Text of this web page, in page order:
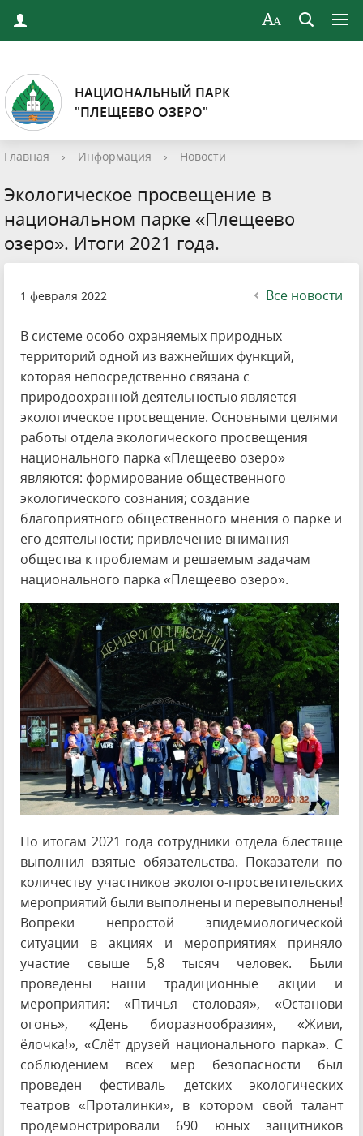
НАЦИОНАЛЬНЫЙ ПАРК
"ПЛЕЩЕЕВО ОЗЕРО"
Главная › Информация › Новости
Экологическое просвещение в
национальном парке «Плещеево
озеро». Итоги 2021 года.
1 февраля 2022 Все новости
В системе особо охраняемых природных
территорий одной из важнейших функций,
которая непосредственно связана с
природоохранной деятельностью является
экологическое просвещение. Основными целями
работы отдела экологического просвещения
национального парка «Плещеево озеро»
являются: формирование общественного
экологического сознания; создание
благоприятного общественного мнения о парке и
его деятельности; привлечение внимания
общества к проблемам и решаемым задачам
национального парка «Плещеево озеро».
По итогам 2021 года сотрудники отдела блестяще
выполнил взятые обязательства. Показатели по
количеству участников эколого-просветительских
мероприятий были выполнены и перевыполнены!
Вопреки непростой эпидемиологической
ситуации в акциях и мероприятиях приняло
участие свыше 5,8 тысяч человек. Были
проведены наши традиционные акции и
мероприятия: «Птичья столовая», «Останови
огонь», «День биоразнообразия», «Живи,
ёлочка!», «Слёт друзей национального парка». С
соблюдением всех мер безопасности был
проведен фестиваль детских экологических
театров «Проталинки», в котором свой талант
продемонстрировали 690 юных защитников